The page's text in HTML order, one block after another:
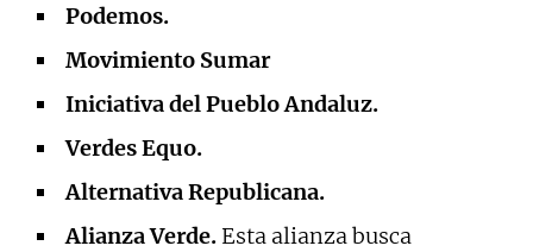
Podemos.
Movimiento Sumar
Iniciativa del Pueblo Andaluz.
Verdes Equo.
Alternativa Republicana.
Alianza Verde. Esta alianza busca